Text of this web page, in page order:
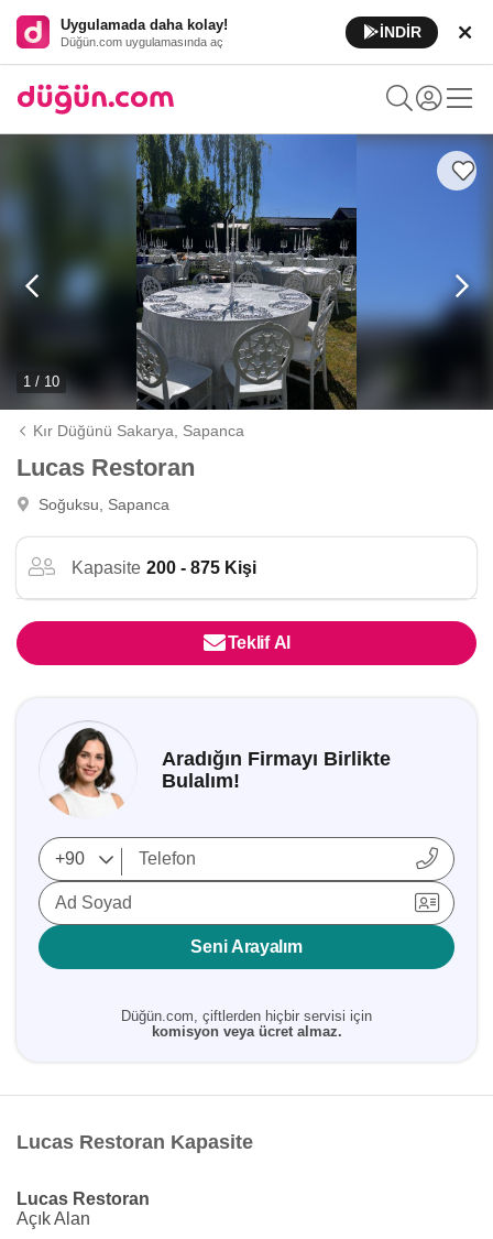
Uygulamada daha kolay!
Düğün.com uygulamasında aç
İNDİR
1 / 10
Kır Düğünü Sakarya, Sapanca
Lucas Restoran
Soğuksu, Sapanca
Kapasite 200 - 875 Kişi
Teklif Al
Aradığın Firmayı Birlikte
Bulalım!
Ad Soyad
Seni Arayalım
Düğün.com, çiftlerden hiçbir servisi için
komisyon veya ücret almaz.
Lucas Restoran Kapasite
Lucas Restoran
Açık Alan